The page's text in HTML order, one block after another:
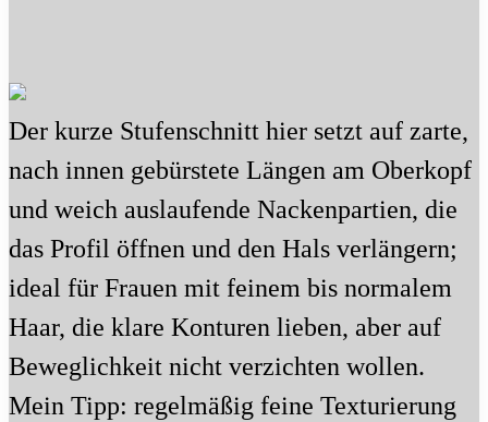
Der kurze Stufenschnitt hier setzt auf zarte,
nach innen gebürstete Längen am Oberkopf
und weich auslaufende Nackenpartien, die
das Profil öffnen und den Hals verlängern;
ideal für Frauen mit feinem bis normalem
Haar, die klare Konturen lieben, aber auf
Beweglichkeit nicht verzichten wollen.
Mein Tipp: regelmäßig feine Texturierung